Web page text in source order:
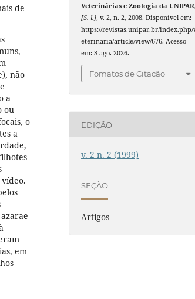
de
não
a
ou
o
a
em
Veterinárias e Zoologia da UNIPAR,
[S. l.], v. 2, n. 2, 2008. Disponível em:
https://revistas.unipar.br/index.php/
eterinaria/article/view/676. Acesso
em: 8 ago. 2026.
Fomatos de Citação
EDIÇÃO
v. 2 n. 2 (1999)
SEÇÃO
Artigos